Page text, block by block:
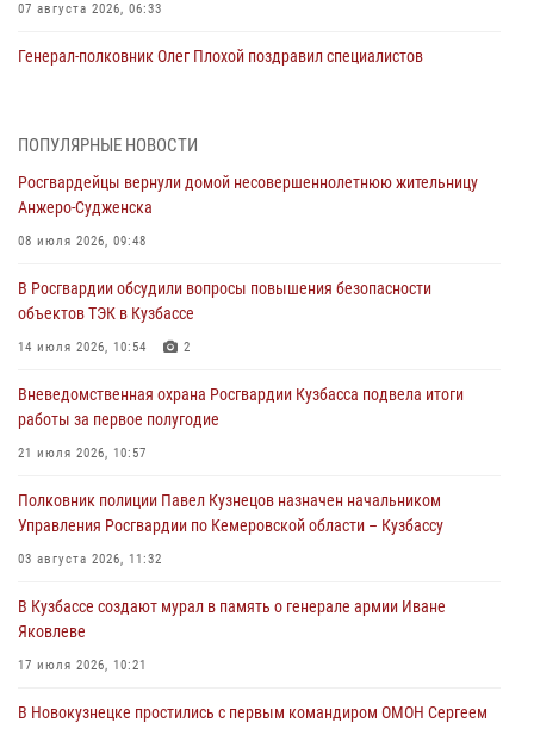
07 августа 2026, 06:33
Генерал-полковник Олег Плохой поздравил специалистов
07 августа 2026, 05:32
С 1 сентября 2026 года вступает в силу новый федеральный закон о
частной охранной деятельности
06 августа 2026, 10:19
Росгвардейцы задержали предполагаемого виновника причинения
ножевого ранения кемеровчанину
06 августа 2026, 09:18
Росгвардейцы задержали мужчину, повредившего имущество
горожанки
06 августа 2026, 08:17
Росгвардейцы пресекли противоправные действия и защитили
новокузнечанку от агрессивного знакомого
06 августа 2026, 07:16
ПОПУЛЯРНЫЕ НОВОСТИ
Росгвардейцы вернули домой несовершеннолетнюю жительницу
Анжеро-Судженска
08 июля 2026, 09:48
В Росгвардии обсудили вопросы повышения безопасности
объектов ТЭК в Кузбассе
14 июля 2026, 10:54 2
Вневедомственная охрана Росгвардии Кузбасса подвела итоги
работы за первое полугодие
21 июля 2026, 10:57
Полковник полиции Павел Кузнецов назначен начальником
Управления Росгвардии по Кемеровской области – Кузбассу
03 августа 2026, 11:32
В Кузбассе создают мурал в память о генерале армии Иване
Яковлеве
17 июля 2026, 10:21
В Новокузнецке простились с первым командиром ОМОН Сергеем